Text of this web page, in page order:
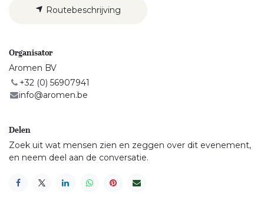
Routebeschrijving
Organisator
Aromen BV
+32 (0) 56907941
info@aromen.be
Delen
Zoek uit wat mensen zien en zeggen over dit evenement,
en neem deel aan de conversatie.